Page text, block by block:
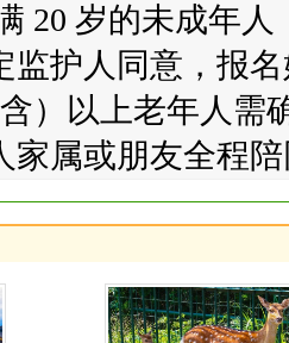
20 岁的未成年人
监护人同意，报
）以上老年人需
家属或朋友全程